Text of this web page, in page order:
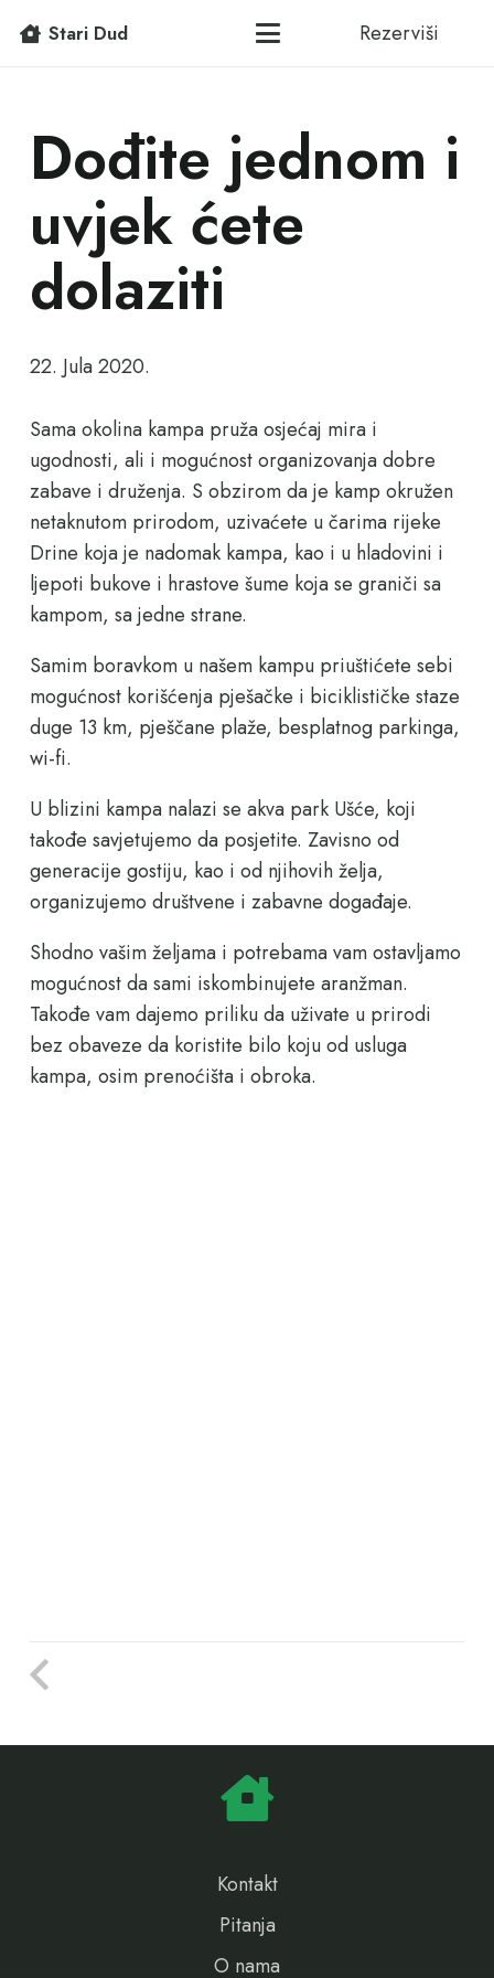
Stari Dud Rezerviši
Dođite jednom i
uvjek ćete
dolaziti
22. Jula 2020.
Sama okolina kampa pruža osjećaj mira i
ugodnosti, ali i mogućnost organizovanja dobre
zabave i druženja. S obzirom da je kamp okružen
netaknutom prirodom, uzivaćete u čarima rijeke
Drine koja je nadomak kampa, kao i u hladovini i
ljepoti bukove i hrastove šume koja se graniči sa
kampom, sa jedne strane.
Samim boravkom u našem kampu priuštićete sebi
mogućnost korišćenja pješačke i biciklističke staze
duge 13 km, pješčane plaže, besplatnog parkinga,
wi-fi.
U blizini kampa nalazi se akva park Ušće, koji
takođe savjetujemo da posjetite. Zavisno od
generacije gostiju, kao i od njihovih želja,
organizujemo društvene i zabavne događaje.
Shodno vašim željama i potrebama vam ostavljamo
mogućnost da sami iskombinujete aranžman.
Takođe vam dajemo priliku da uživate u prirodi
bez obaveze da koristite bilo koju od usluga
kampa, osim prenoćišta i obroka.
Kontakt
Pitanja
O nama